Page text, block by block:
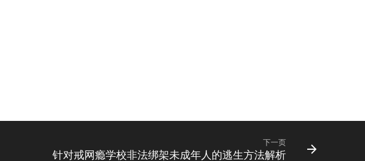
下一页
针对戒网瘾学校非法绑架未成年人的逃生方法解析